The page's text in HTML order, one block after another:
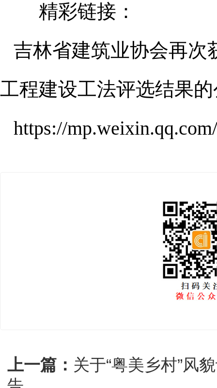
精彩链接：
吉林省建筑业协会再次
工程建设工法评选结果
https://
上一篇： 关于“粤美乡村”风